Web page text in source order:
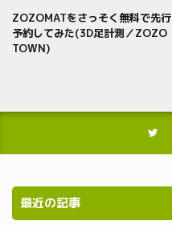
ZOZOMATをさっそく無料で先行
予約してみた(3D足計測／ZOZO
TOWN)
最近の記事